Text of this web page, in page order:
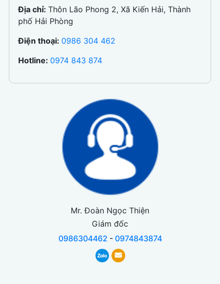
Địa chỉ: Thôn Lão Phong 2, Xã Kiến Hải, Thành
phố Hải Phòng
Điện thoại: 0986 304 462
Hotline: 0974 843 874
Mr. Đoàn Ngọc Thiện
Giám đốc
0986304462 - 0974843874